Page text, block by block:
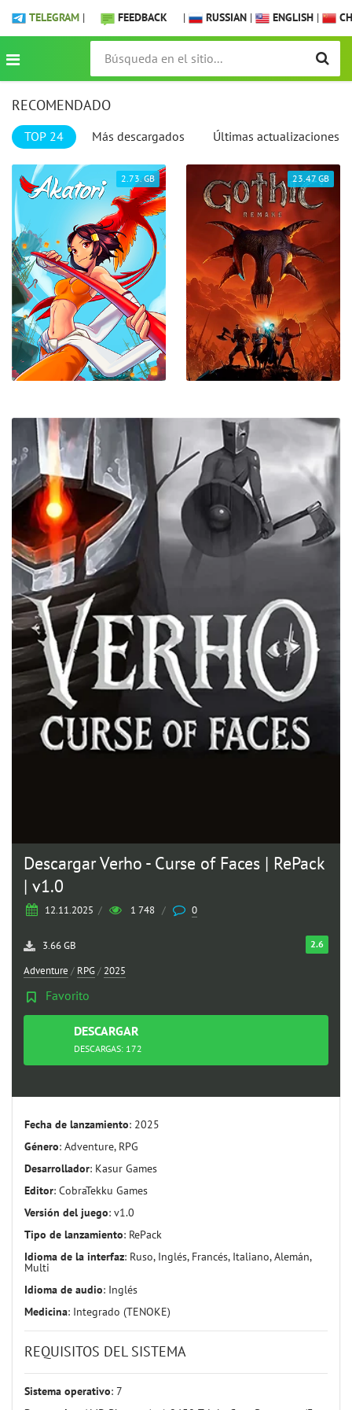
TELEGRAM | FEEDBACK | RUSSIAN | ENGLISH |
RECOMENDADO
TOP 24 Más descargados Últimas actualizaciones
2.73. GB 23.47 GB
Descargar Verho - Curse of Faces | RePack
| v1.0
12.11.2025 / 1 748 / 0
2.6
3.66 GB
Adventure / RPG/ 2025
Favorito
DESCARGAR
TORRENT
DESCARGAS: 172
Fecha de lanzamiento: 2025
Género: Adventure, RPG
Desarrollador: Kasur Games
Editor: CobraTekku Games
Versión del juego: v1.0
Tipo de lanzamiento: RePack
Idioma de la interfaz: Ruso, Inglés, Francés, Italiano, Alemán,
Multi
Idioma de audio: Inglés
Medicina: Integrado (TENOKE)
REQUISITOS DEL SISTEMA
Sistema operativo: 7